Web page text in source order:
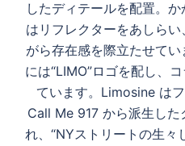
ョ
ン
したディテールを配置。
はリフレクターをあしら
がら存在感を際立たせて
には“LIMO”ロゴを配し、
ています。Limosine は
Call Me 917 から派生した
れ、“NYストリートの生々